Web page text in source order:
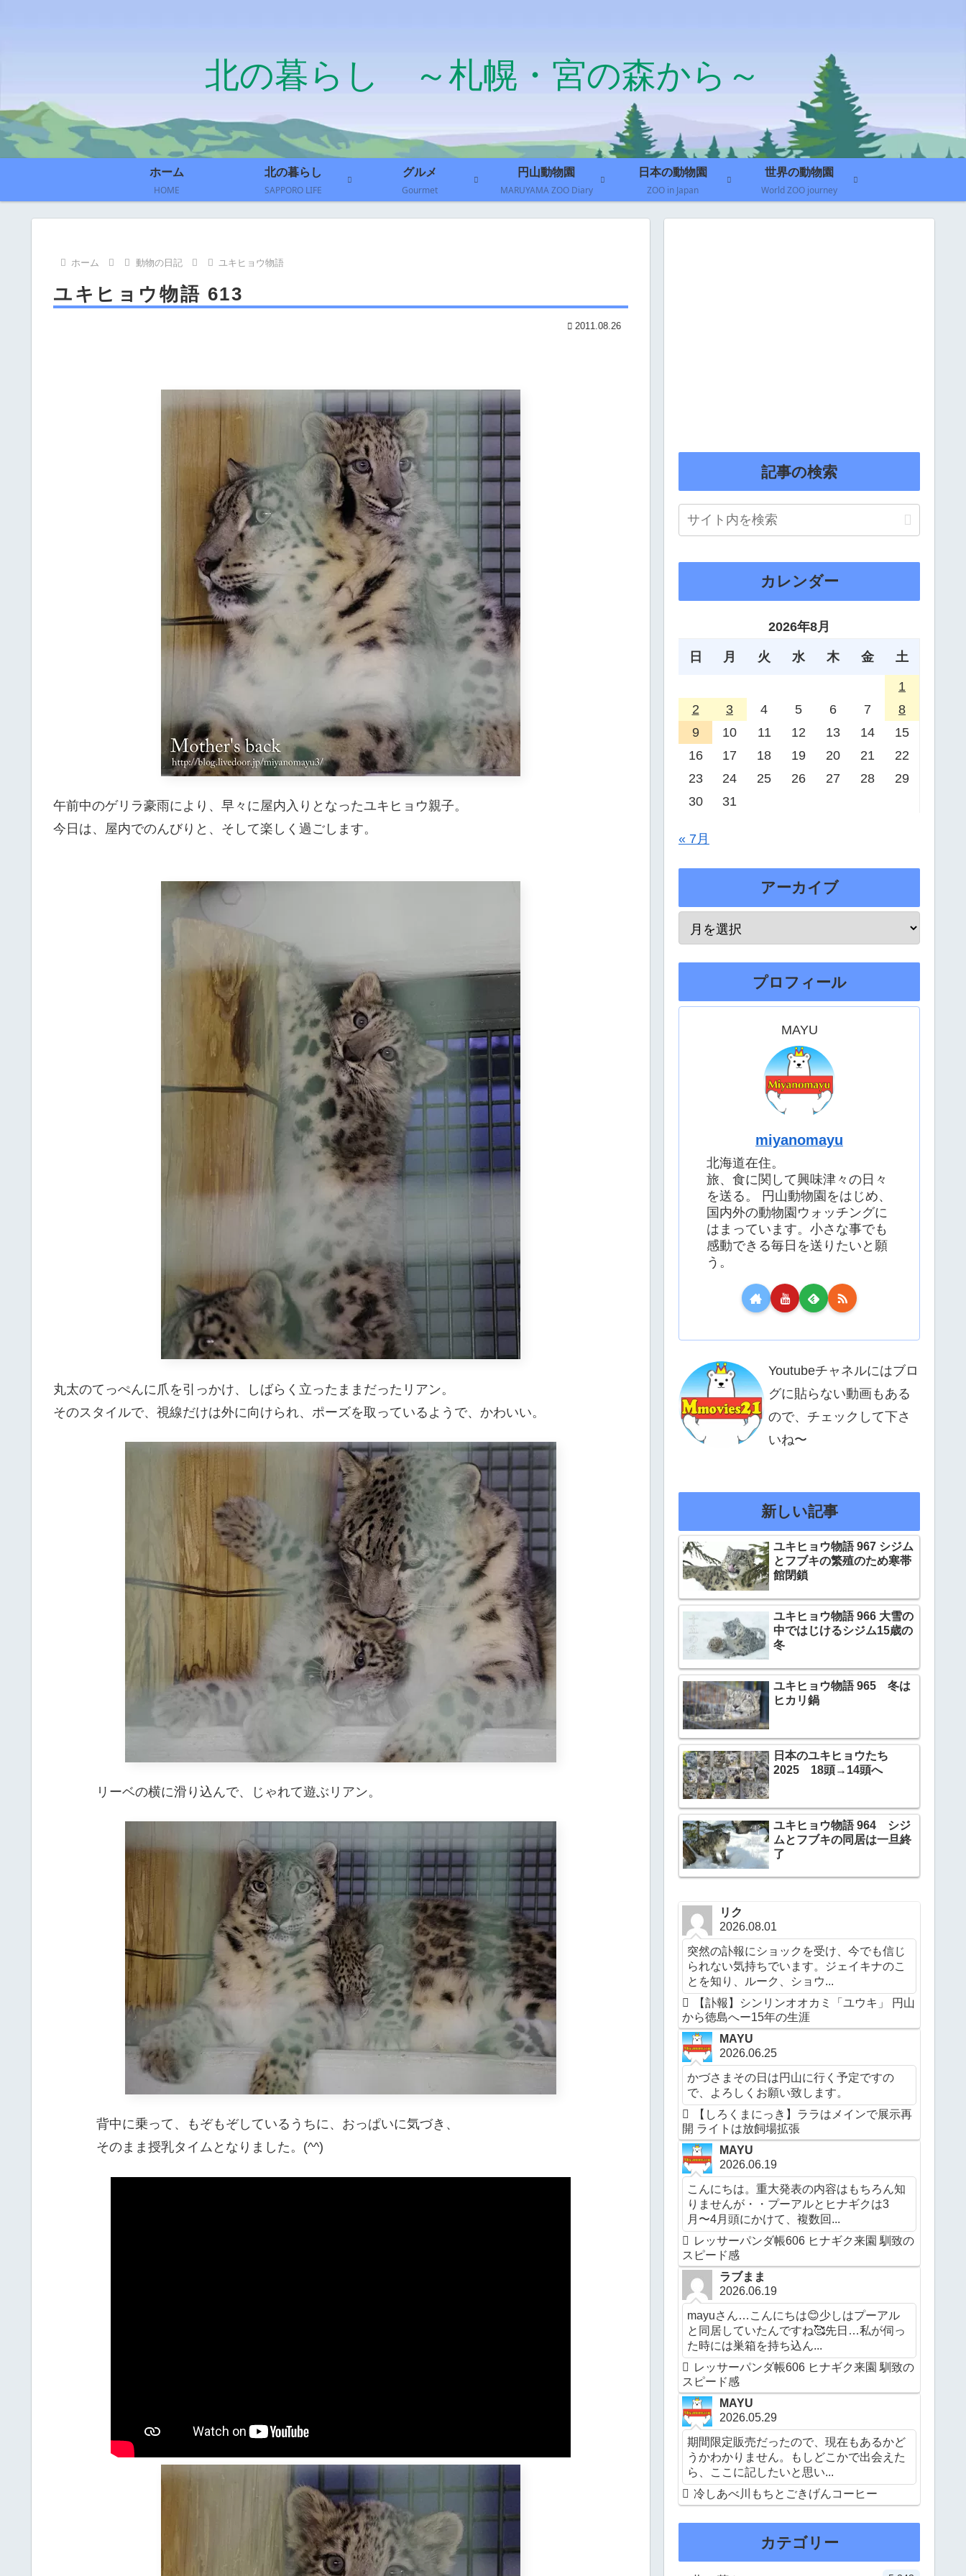
北の暮らし ～札幌・宮の森から～
ホーム
HOME
北の暮らし
SAPPORO LIFE
グルメ
Gourmet
円山動物園
MARUYAMA ZOO Diary
日本の動物園
ZOO in Japan
世界の動物園
World ZOO journey
ホーム 動物の日記 ユキヒョウ物語
ユキヒョウ物語 613
2011.08.26
午前中のゲリラ豪雨により、早々に屋内入りとなったユキヒョウ親子。
今日は、屋内でのんびりと、そして楽しく過ごします。
丸太のてっぺんに爪を引っかけ、しばらく立ったままだったリアン。
そのスタイルで、視線だけは外に向けられ、ポーズを取っているようで、かわいい。
リーベの横に滑り込んで、じゃれて遊ぶリアン。
背中に乗って、もぞもぞしているうちに、おっぱいに気づき、
そのまま授乳タイムとなりました。(^^)
記事の検索
カレンダー
2026年8月
日 月 火 水 木 金 土
1
2
3 4 5 6 7
8
9
10 11 12 13 14
15
16
17 18 19 20 21
22
23
24 25 26 27 28
29
30
31
« 7月
アーカイブ
プロフィール
MAYU
miyanomayu
北海道在住。
旅、食に関して興味津々の日々
を送る。 円山動物園をはじめ、
国内外の動物園ウォッチングに
はまっています。小さな事でも
感動できる毎日を送りたいと願
う。
Youtubeチャネルにはブロ
グに貼らない動画もある
ので、チェックして下さ
いね〜
新しい記事
ユキヒョウ物語 967 シジム
とフブキの繁殖のため寒帯
館閉鎖
ユキヒョウ物語 966 大雪の
中ではじけるシジム15歳の
冬
ユキヒョウ物語 965 冬は
ヒカリ鍋
日本のユキヒョウたち
2025 18頭→14頭へ
ユキヒョウ物語 964 シジ
ムとフブキの同居は一旦終
了
リク
2026.08.01
突然の訃報にショックを受け、今でも信じ
られない気持ちでいます。ジェイキナのこ
とを知り、ルーク、ショウ...
【訃報】シンリンオオカミ「ユウキ」 円山
から徳島へー15年の生涯
MAYU
2026.06.25
かづさまその日は円山に行く予定ですの
で、よろしくお願い致します。
【しろくまにっき】ララはメインで展示再
開 ライトは放飼場拡張
MAYU
2026.06.19
こんにちは。重大発表の内容はもちろん知
りませんが・・プーアルとヒナギクは3
月〜4月頭にかけて、複数回...
レッサーパンダ帳606 ヒナギク来園 馴致の
スピード感
ラブまま
2026.06.19
mayuさん…こんにちは😊少しはプーアル
と同居していたんですね🥰先日…私が伺っ
た時には巣箱を持ち込ん...
レッサーパンダ帳606 ヒナギク来園 馴致の
スピード感
MAYU
2026.05.29
期間限定販売だったので、現在もあるかど
うかわかりません。もしどこかで出会えた
ら、ここに記したいと思い...
冷しあべ川もちとごきげんコーヒー
カテゴリー